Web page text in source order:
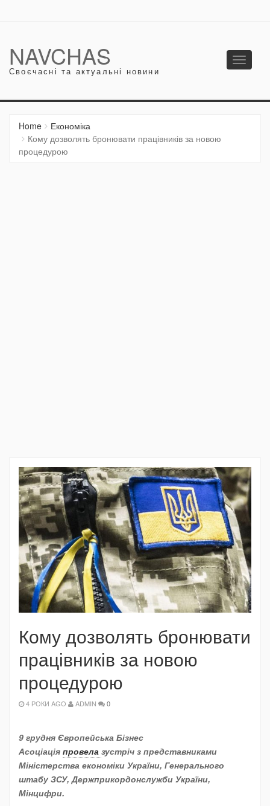
NAVCHAS
Своєчасні та актуальні новини
Toggle
Home
Економіка
Кому дозволять бронювати працівників за новою
процедурою
Кому дозволять бронювати
працівників за новою
процедурою
4 РОКИ AGO ADMIN 0
9 грудня Європейська Бізнес
Асоціація провела зустріч з представниками
Міністерства економіки України, Генерального
штабу ЗСУ, Держприкордонслужби України,
Мінцифри.